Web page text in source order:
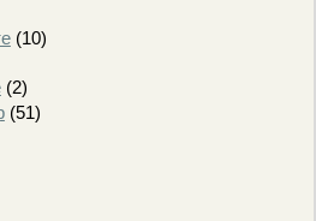
(10)
(2)
(51)